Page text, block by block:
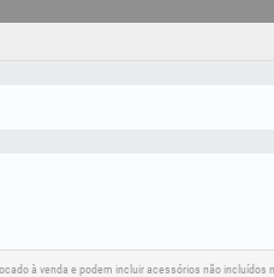
à venda e podem incluir acessórios não incluídos